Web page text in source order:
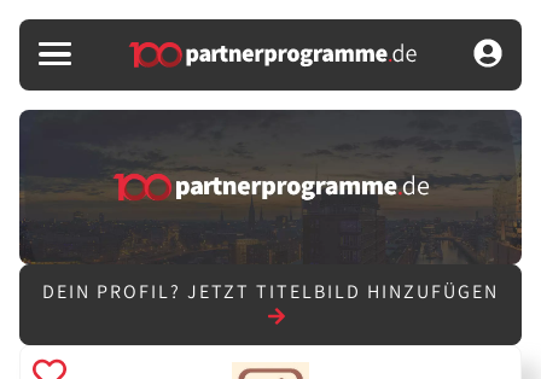
DEIN PROFIL? JETZT TITELBILD HINZUFÜGEN